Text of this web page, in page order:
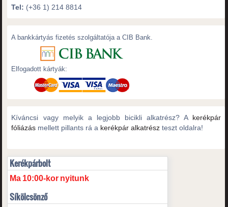
Tel: (+36 1) 214 8814
A bankkártyás fizetés szolgáltatója a CIB Bank.
Elfogadott kártyák:
Kíváncsi vagy melyik a legjobb bicikli alkatrész? A kerékpár
fóliázás mellett pillants rá a kerékpár alkatrész teszt oldalra!
Kerékpárbolt
Ma 10:00-kor nyitunk
Síkölcsönző